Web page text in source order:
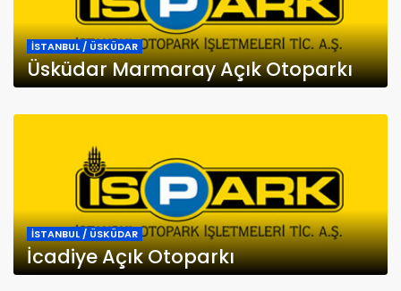
İSTANBUL / ÜSKÜDAR
Üsküdar Marmaray Açık Otoparkı
İSTANBUL / ÜSKÜDAR
İcadiye Açık Otoparkı